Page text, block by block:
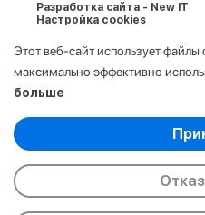
Разработка сайта - New IT
Настройка cookies
193749584. Все
Этот веб-сайт использует файлы
максимально эффективно
больше
Выберите настройки cookie
Аналитические/Функциональные